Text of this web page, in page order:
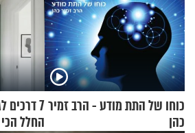
כוחו של התת מודע - הרב זמיר
כהן
7
החלל